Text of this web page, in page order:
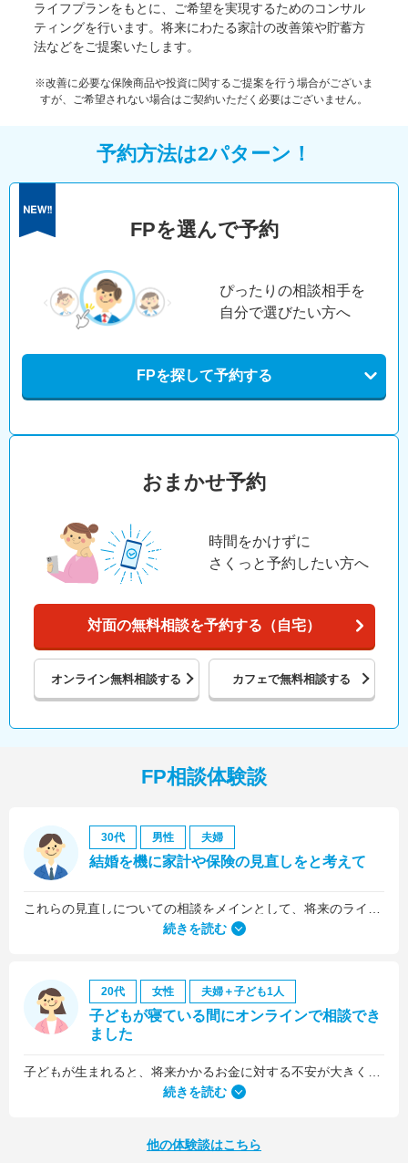
ライフプランをもとに、ご希望を実現するためのコンサル
ティングを行います。将来にわたる家計の改善策や貯蓄方
法などをご提案いたします。
※改善に必要な保険商品や投資に関するご提案を行う場合がございま
すが、ご希望されない場合はご契約いただく必要はございません。
予約方法は2パターン！
FPを選んで予約
ぴったりの相談相手を
自分で選びたい方へ
FPを探して予約する
おまかせ予約
時間をかけずに
さくっと予約したい方へ
対面の無料相談を予約する（自宅）
オンライン無料相談する カフェで無料相談する
FP相談体験談
30代 男性 夫婦
結婚を機に家計や保険の見直しをと考えて
続きを読む
20代 女性 夫婦＋子ども1人
子どもが寝ている間にオンラインで相談でき
ました
何より、とても親身になって対応してくださって大満足。うちと同じように子どもの将来のお金のことで悩んでいる友人にも教えました。
続きを読む
他の体験談はこちら